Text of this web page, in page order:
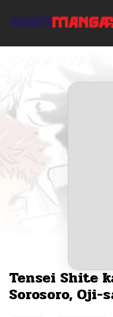
Tensei Shite
Sorosoro, Oji-